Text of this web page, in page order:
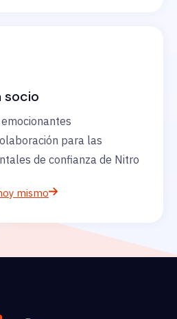
socio
para las
de confianza de Nitro
mismo